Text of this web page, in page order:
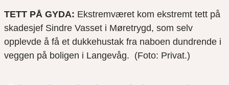
TETT PÅ GYDA: Ekstremværet kom ekstremt tett på
skadesjef Sindre Vasset i Møretrygd, som selv
opplevde å få et dukkehustak fra naboen dundrende i
veggen på boligen i Langevåg. (Foto: Privat.)